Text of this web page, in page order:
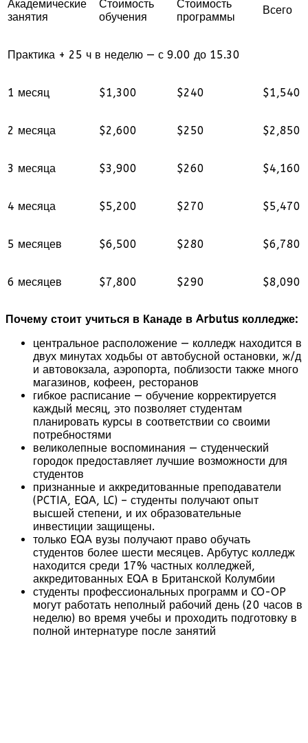
Академические
занятия
Стоимость
обучения
Стоимость
программы
Всего
Практика + 25 ч в неделю — с 9.00 до 15.30
1 месяц $1,300 $240 $1,540
2 месяца $2,600 $250 $2,850
3 месяца $3,900 $260 $4,160
4 месяца $5,200 $270 $5,470
5 месяцев $6,500 $280 $6,780
6 месяцев $7,800 $290 $8,090
Почему стоит учиться в Канаде в Arbutus колледже:
центральное расположение — колледж находится в
двух минутах ходьбы от автобусной остановки, ж/д
и автовокзала, аэропорта, поблизости также много
магазинов, кофеен, ресторанов
гибкое расписание — обучение корректируется
каждый месяц, это позволяет студентам
планировать курсы в соответствии со своими
потребностями
великолепные воспоминания — студенческий
городок предоставляет лучшие возможности для
студентов
признанные и аккредитованные преподаватели
(PCTIA, EQA, LC) – студенты получают опыт
высшей степени, и их образовательные
инвестиции защищены.
только EQA вузы получают право обучать
студентов более шести месяцев. Арбутус колледж
находится среди 17% частных колледжей,
аккредитованных EQA в Британской Колумбии
студенты профессиональных программ и CO-OP
могут работать неполный рабочий день (20 часов в
неделю) во время учебы и проходить подготовку в
полной интернатуре после занятий